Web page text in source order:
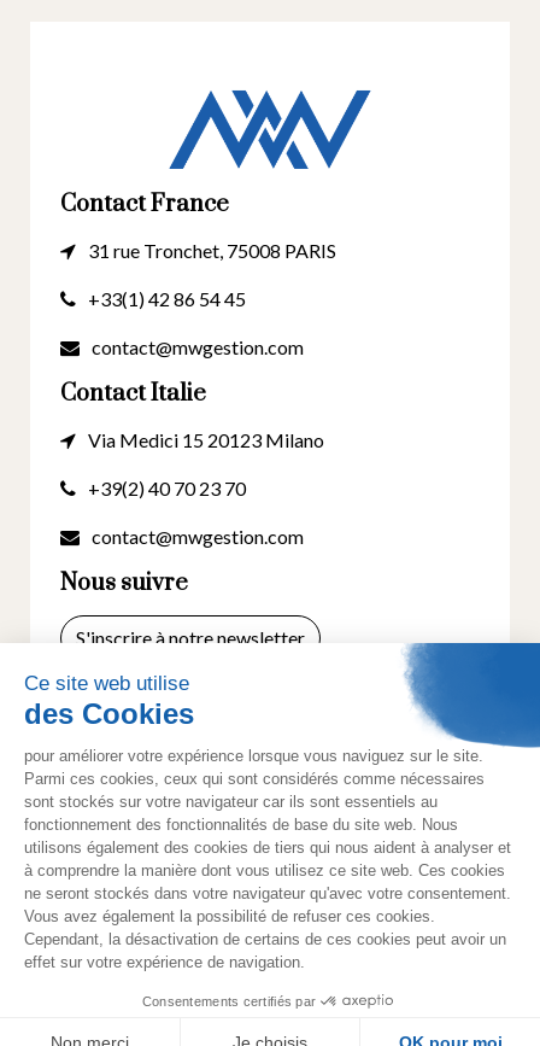
Contact France
31 rue Tronchet, 75008 PARIS
+33(1) 42 86 54 45
contact@mwgestion.com
Contact Italie
Via Medici 15 20123 Milano
+39(2) 40 70 23 70
contact@mwgestion.com
Nous suivre
S'inscrire à notre newsletter
© 2025 Tous droits réservés. Créé par Actusite.fr
Mentions légales -Cookies- Politique de
confidentialité
Lexique
Nos informations réglementaires